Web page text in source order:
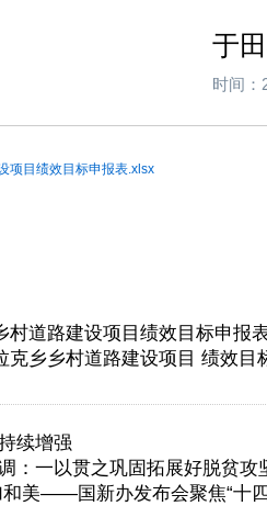
于
时间：
项目绩效目标申报表.xlsx
村道路建设项目绩效目标申报
克乡乡村道路建设项目 绩效目
续增强
：一以贯之巩固拓展好脱贫攻
美——国新办发布会聚焦“十